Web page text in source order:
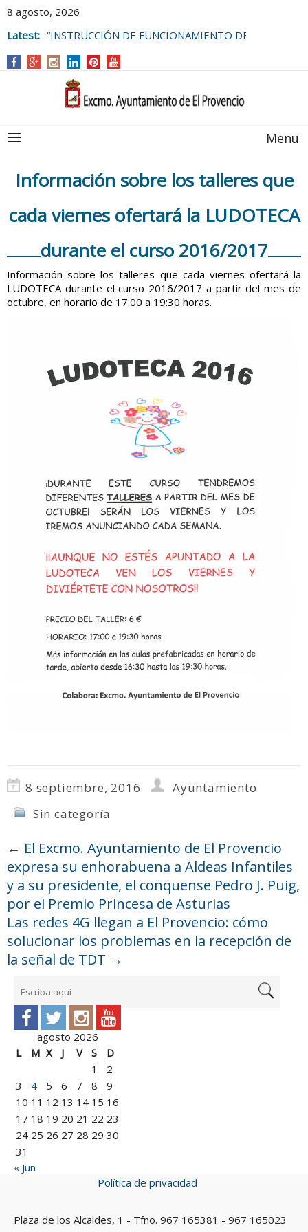
8 agosto, 2026
Latest: “INSTRUCCIÓN DE FUNCIONAMIENTO DE
AYUNTAMIENTO DE EL PROVENCIO
Menu
Información sobre los talleres que
cada viernes ofertará la LUDOTECA
durante el curso 2016/2017
Información sobre los talleres que cada viernes ofertará la
LUDOTECA durante el curso 2016/2017 a partir del mes de
octubre, en horario de 17:00 a 19:30 horas.
8 septiembre, 2016
Ayuntamiento
Sin categoría
← El Excmo. Ayuntamiento de El Provencio
expresa su enhorabuena a Aldeas Infantiles
y a su presidente, el conquense Pedro J. Puig,
por el Premio Princesa de Asturias
Las redes 4G llegan a El Provencio: cómo
solucionar los problemas en la recepción de
la señal de TDT →
agosto 2026
L
M X J V S
D
1
2
3
4 5 6 7 8
9
10 11 12 13 14 15 16
17 18 19 20 21 22 23
24 25 26 27 28 29 30
31
« Jun
Política de privacidad
Plaza de los Alcaldes, 1 - Tfno. 967 165381 - 967 165023